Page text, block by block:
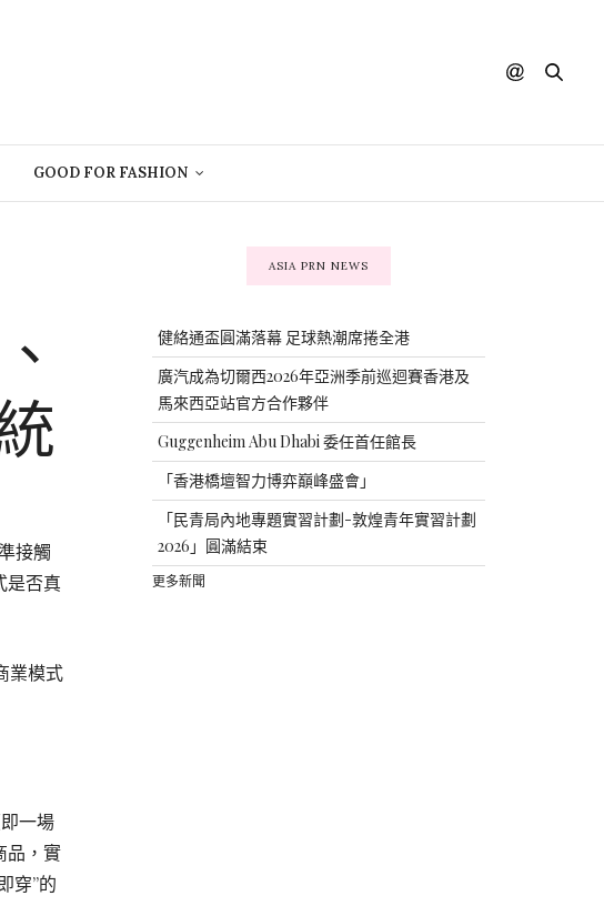
GOOD FOR FASHION
接觸
是否真
業模式
一場
品，實
穿”的
ASIA PRN NEWS
健絡通盃圓滿落幕 足球熱潮席捲全港
廣汽成為切爾西2026年亞洲季前巡迴賽香港及
馬來西亞站官方合作夥伴
Guggenheim Abu Dhabi 委任首任館長
「香港橋壇智力博弈巔峰盛會」
「民青局內地專題實習計劃-敦煌青年實習計劃
2026」圓滿結束
更多新聞